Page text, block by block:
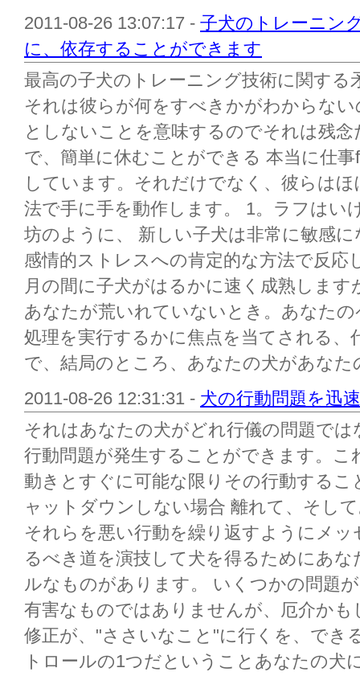
2011-08-26 13:07:17 - 子犬のトレーニン
に、依存することができます
最高の子犬のトレーニング技術に関す
それは彼らが何をすべきかがわからな
としないことを意味するのでそれは残
で、簡単に休むことができる 本当に仕
しています。それだけでなく、彼らは
法で手に手を動作します。 1。ラフはい
坊のように、 新しい子犬は非常に敏感
感情的ストレスへの肯定的な方法で反応
月の間に子犬がはるかに速く成熟しま
あなたが荒いれていないとき。あなた
処理を実行するかに焦点を当てされる
で、結局のところ、あなたの犬があな
2011-08-26 12:31:31 - 犬の行動問題を迅
それはあなたの犬がどれ行儀の問題で
行動問題が発生することができます。
動きとすぐに可能な限りその行動する
ャットダウンしない場合 離れて、そし
それらを悪い行動を繰り返すようにメ
るべき道を演技して犬を得るためにあ
ルなものがあります。 いくつかの問題
有害なものではありませんが、厄介か
修正が、"ささいなこと"に行くを、でき
トロールの1つだということあなたの犬